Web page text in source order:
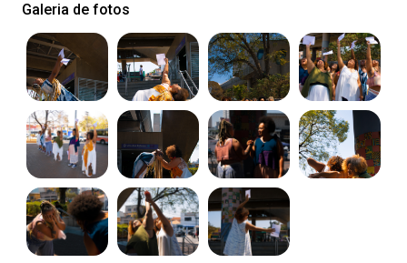
Galeria de fotos